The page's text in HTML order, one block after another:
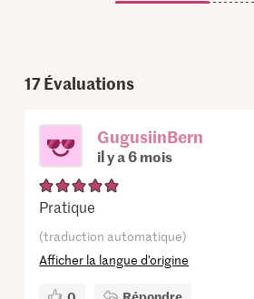
17Évaluations
GugusiinBern
il y a 6 mois
Pratique
(traduction automatique)
Afficher la langue d’origine